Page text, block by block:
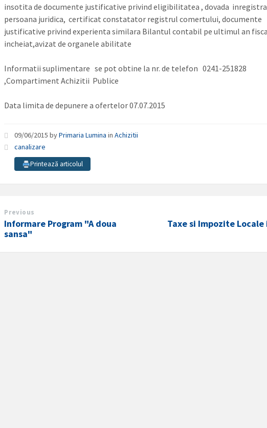
insotita de documente justificative privind eligibilitatea , dovada
persoana juridica, certificat constatator registrul comertului, documente
justificative privind experienta similara Bilantul contabil pe ultimul an
incheiat,avizat de organele abilitate
Informatii suplimentare se pot obtine la nr. de telefon 0241-251828
,Compartiment Achizitii Publice
Data limita de depunere a ofertelor 07.07.2015
09/06/2015byPrimaria Lumina inAchizitii
canalizare
Printează articolul
Previous
Informare Program "A doua
sansa"
Taxe si Impozite Locale